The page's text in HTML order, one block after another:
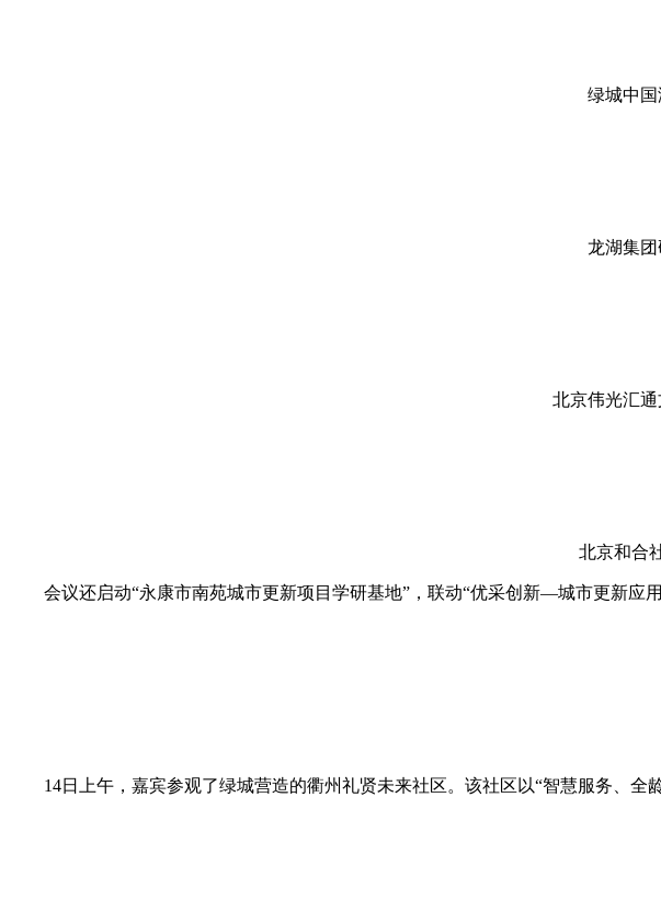
绿城中
龙湖集
北京伟光汇
北京和合
会议还启动“永康市南苑城市更新项目学研基地”，联动“优采创新—城市更新应用
14日上午，嘉宾参观了绿城营造的衢州礼贤未来社区。该社区以“智慧服务、全